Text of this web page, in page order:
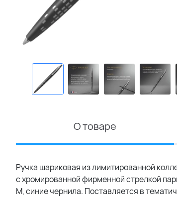
О товаре
Ручка шариковая из лимитированной
с хромированной фирменной стрелкой
M, синие чернила. Поставляется в